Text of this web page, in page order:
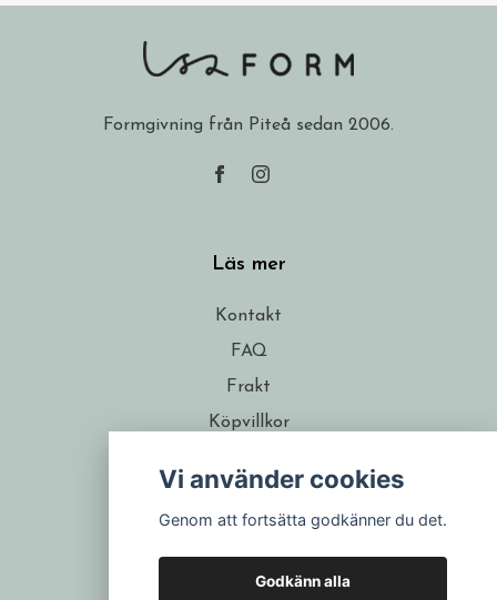
Formgivning från Piteå sedan 2006.
Läs mer
Kontakt
FAQ
Frakt
Köpvillkor
Återförsäljare
Presentkort
Vi använder cookies
Genom att fortsätta godkänner du det.
Godkänn alla